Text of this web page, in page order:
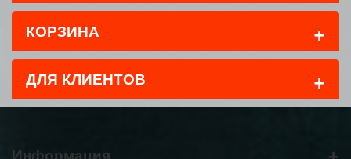
КОРЗИНА +
ДЛЯ КЛИЕНТОВ +
Информация